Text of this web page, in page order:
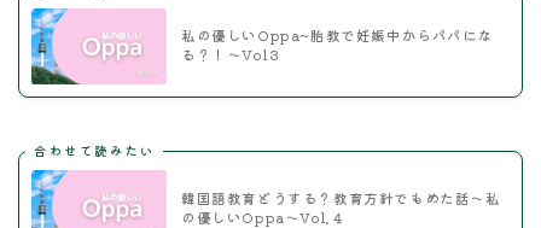
私の優しいOppa~胎教で妊娠中からパパにな
る？！～Vol３
合わせて読みたい
韓国語教育どうする？教育方針でもめた話～私
の優しいOppa～Vol.４